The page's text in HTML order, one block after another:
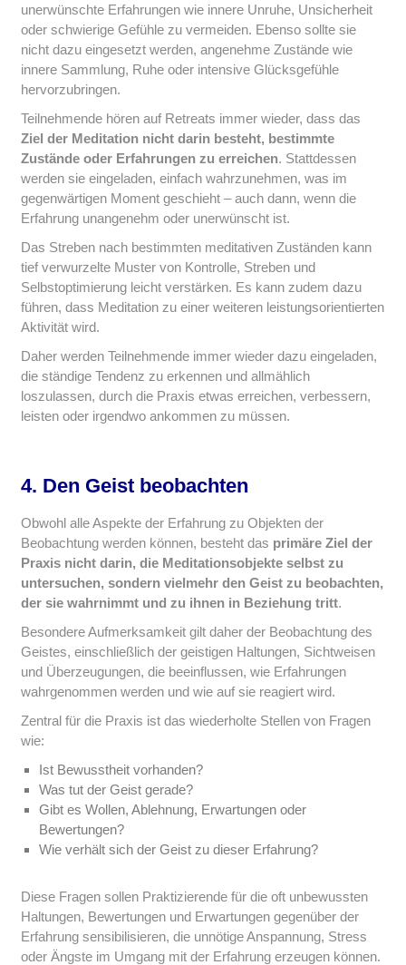
unerwünschte Erfahrungen wie innere Unruhe, Unsicherheit
oder schwierige Gefühle zu vermeiden. Ebenso sollte sie
nicht dazu eingesetzt werden, angenehme Zustände wie
innere Sammlung, Ruhe oder intensive Glücksgefühle
hervorzubringen.
Teilnehmende hören auf Retreats immer wieder, dass das
Ziel der Meditation nicht darin besteht, bestimmte
Zustände oder Erfahrungen zu erreichen. Stattdessen
werden sie eingeladen, einfach wahrzunehmen, was im
gegenwärtigen Moment geschieht – auch dann, wenn die
Erfahrung unangenehm oder unerwünscht ist.
Das Streben nach bestimmten meditativen Zuständen kann
tief verwurzelte Muster von Kontrolle, Streben und
Selbstoptimierung leicht verstärken. Es kann zudem dazu
führen, dass Meditation zu einer weiteren leistungsorientierten
Aktivität wird.
Daher werden Teilnehmende immer wieder dazu eingeladen,
die ständige Tendenz zu erkennen und allmählich
loszulassen, durch die Praxis etwas erreichen, verbessern,
leisten oder irgendwo ankommen zu müssen.
4. Den Geist beobachten
Obwohl alle Aspekte der Erfahrung zu Objekten der
Beobachtung werden können, besteht das primäre Ziel der
Praxis nicht darin, die Meditationsobjekte selbst zu
untersuchen, sondern vielmehr den Geist zu beobachten,
der sie wahrnimmt und zu ihnen in Beziehung tritt.
Besondere Aufmerksamkeit gilt daher der Beobachtung des
Geistes, einschließlich der geistigen Haltungen, Sichtweisen
und Überzeugungen, die beeinflussen, wie Erfahrungen
wahrgenommen werden und wie auf sie reagiert wird.
Zentral für die Praxis ist das wiederholte Stellen von Fragen
wie:
Ist Bewusstheit vorhanden?
Was tut der Geist gerade?
Gibt es Wollen, Ablehnung, Erwartungen oder
Bewertungen?
Wie verhält sich der Geist zu dieser Erfahrung?
Diese Fragen sollen Praktizierende für die oft unbewussten
Haltungen, Bewertungen und Erwartungen gegenüber der
Erfahrung sensibilisieren, die unnötige Anspannung, Stress
oder Ängste im Umgang mit der Erfahrung erzeugen können.